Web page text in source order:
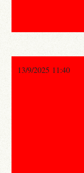
13/9/2025 11:40